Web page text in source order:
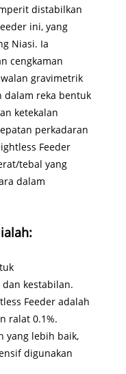
distabilkan
ini, yang
Niasi. Ia
cengkaman
gravimetrik
dalam reka bentuk
ketekalan
perkadaran
Feeder
tebal yang
dalam
dan kestabilan.
Feeder adalah
ralat 0.1%.
yang lebih baik,
digunakan